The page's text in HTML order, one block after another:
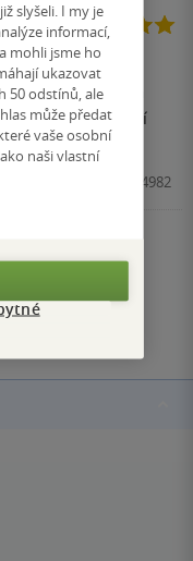
a byla
osud hlavní
2013, 9788072464982
slyšeli. I my je
informací,
mohli jsme ho
ukazovat
50 odstínů, ale
může předat
vaše osobní
naši vlastní